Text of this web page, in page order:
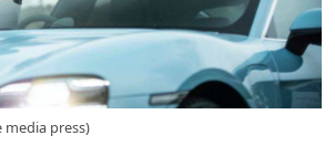
media press)